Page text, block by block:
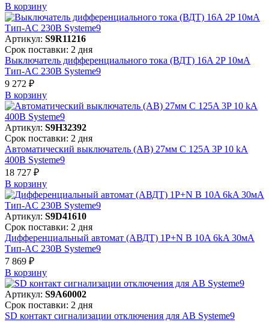
В корзинy
Артикул: S9R11216
Срок поставки: 2 дня
Выключатель дифференциального тока (ВДТ) 16A 2P 10мА
Тип-AC 230В Systeme9
9 272 ₽
В корзинy
Артикул: S9H32392
Срок поставки: 2 дня
Автоматический выключатель (АВ) 27мм C 125A 3P 10 kA
400В Systeme9
18 727 ₽
В корзинy
Артикул: S9D41610
Срок поставки: 2 дня
Дифференциальный автомат (АВДТ) 1P+N B 10A 6kA 30мА
Тип-AC 230В Systeme9
7 869 ₽
В корзинy
Артикул: S9A60002
Срок поставки: 2 дня
SD контакт сигнализации отключения для АВ Systeme9